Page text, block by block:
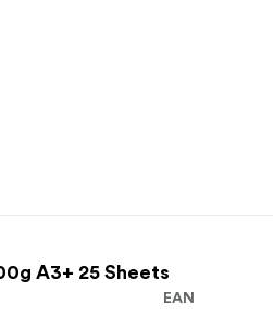
A3+ 25 Sheets
EAN